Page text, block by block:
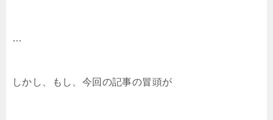
…
しかし、もし、今回の記事の冒頭が